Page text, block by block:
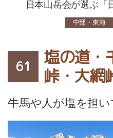
日本山岳会が選ぶ「
中部・東海
61
塩の道
峠・大網
牛馬や人が塩を担